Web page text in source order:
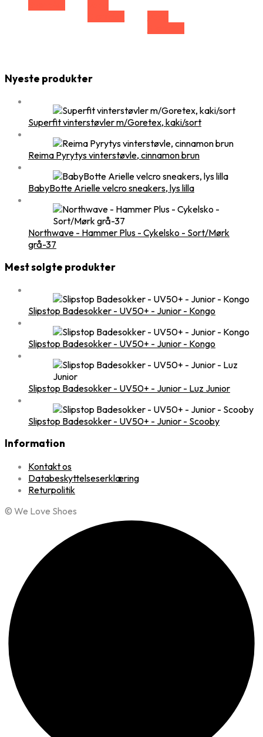
Nyeste produkter
Superfit vinterstøvler m/Goretex, kaki/sort
Reima Pyrytys vinterstøvle, cinnamon brun
BabyBotte Arielle velcro sneakers, lys lilla
Northwave - Hammer Plus - Cykelsko - Sort/Mørk
grå-37
Mest solgte produkter
Slipstop Badesokker - UV50+ - Junior - Kongo
Slipstop Badesokker - UV50+ - Junior - Kongo
Slipstop Badesokker - UV50+ - Junior - Luz Junior
Slipstop Badesokker - UV50+ - Junior - Scooby
Information
Kontakt os
Databeskyttelseserklæring
Returpolitik
© We Love Shoes